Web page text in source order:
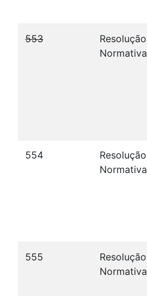
553
Resolução
Normativa
554
Resolução
Normativa
555
Resolução
Normativa